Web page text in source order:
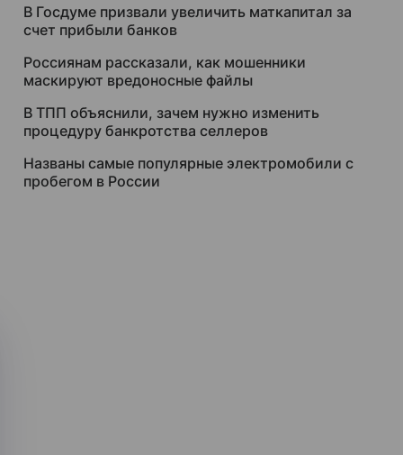
В Госдуме призвали увеличить маткапитал за
счет прибыли банков
Россиянам рассказали, как мошенники
маскируют вредоносные файлы
В ТПП объяснили, зачем нужно изменить
процедуру банкротства селлеров
Названы самые популярные электромобили с
пробегом в России